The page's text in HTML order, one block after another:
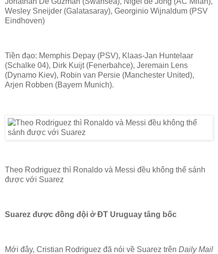
Wesley Sneijder (Galatasaray), Georginio Wijnaldum (PSV
Eindhoven)
Tiền đạo: Memphis Depay (PSV), Klaas-Jan Huntelaar
(Schalke 04), Dirk Kuijt (Fenerbahce), Jeremain Lens
(Dynamo Kiev), Robin van Persie (Manchester United),
Arjen Robben (Bayern Munich).
Theo Rodriguez thì Ronaldo và Messi đều không thể sánh
được với Suarez
Suarez được đồng đội ở ĐT Uruguay tâng bốc
Mới đây, Cristian Rodriguez đã nói về Suarez trên Daily Mail